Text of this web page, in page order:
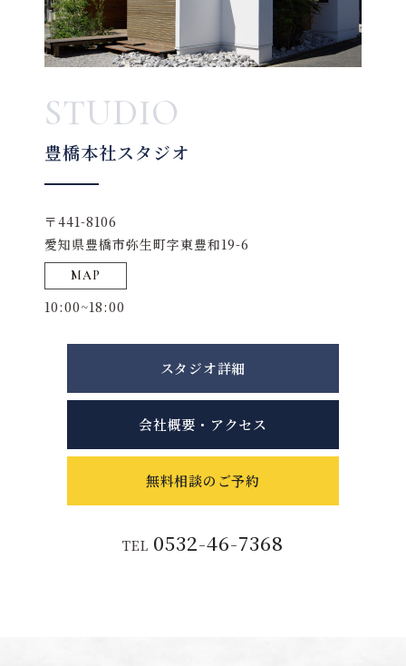
STUDIO
豊橋本社スタジオ
〒441-8106
愛知県豊橋市弥生町字東豊和19-6
MAP
10:00~18:00
スタジオ詳細
会社概要・アクセス
無料相談のご予約
TEL 0532-46-7368